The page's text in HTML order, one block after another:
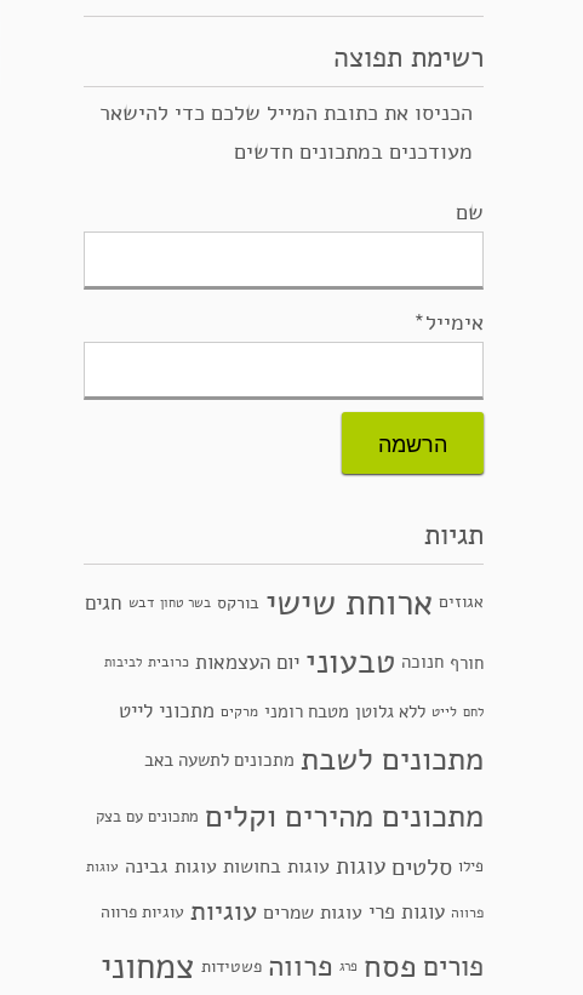
רשימת תפוצה
הכניסו את כתובת המייל שלכם כדי להישאר
מעודכנים במתכונים חדשים
שם
אימייל*
תגיות
אגוזים ארוחת שישי בורקס בשר טחון דבש חגים
חורף חנוכה טבעוני יום העצמאות כרובית לביבות
לחם לייט ללא גלוטן מטבח רומני מרקים מתכוני לייט
מתכונים לשבת מתכונים לתשעה באב
מתכונים מהירים וקלים מתכונים עם בצק
פילו סלטים עוגות עוגות בחושות עוגות גבינה עוגות
פרווה עוגות פרי עוגות שמרים עוגיות עוגיות פרווה
פורים פסח פרג פרווה פשטידות צמחוני